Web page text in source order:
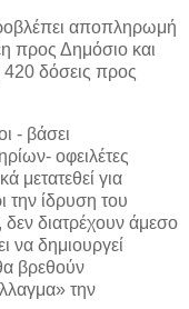
αποπληρωμή
προς Δημόσιο και
δόσεις προς
- βάσει
οφειλέτες
μετατεθεί για
την ίδρυση του
διατρέχουν άμεσο
να δημιουργεί
βρεθούν
την